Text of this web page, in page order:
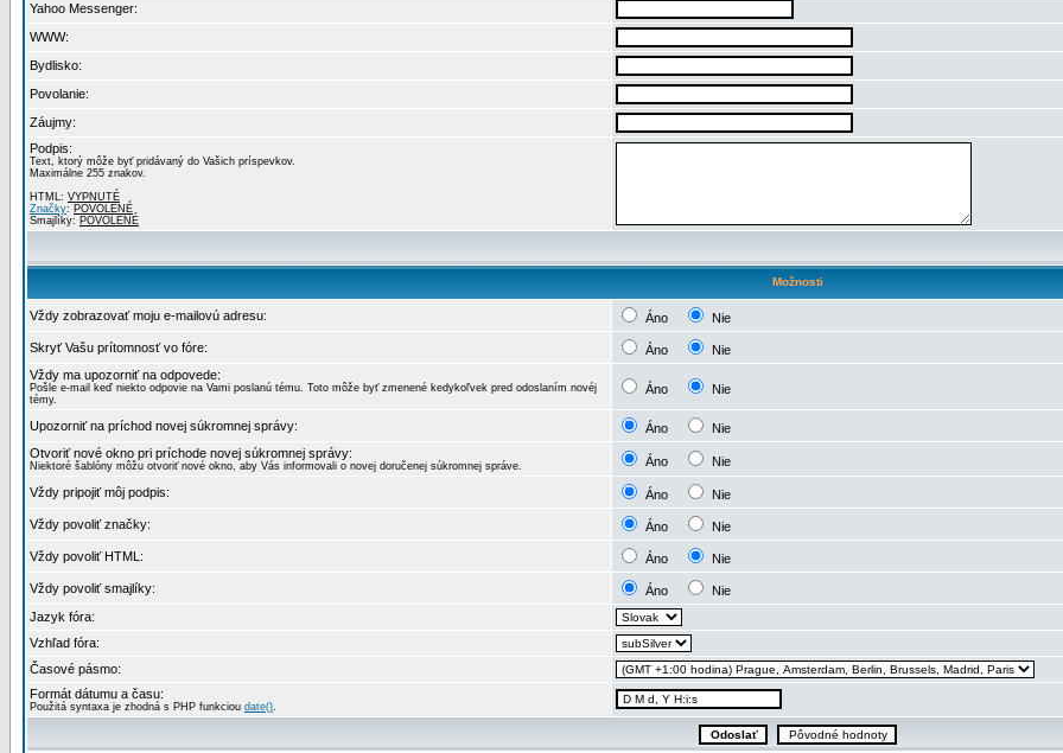
Yahoo Messenger:
WWW:
Bydlisko:
Povolanie:
Záujmy:
Podpis:
Text, ktorý môže byť pridávaný do Vašich príspevkov.
Maximálne 255 znakov.
HTML: VYPNUTÉ
Značky: POVOLENÉ
Smajlíky: POVOLENÉ
Možnosti
Vždy zobrazovať moju e-mailovú adresu: Áno Nie
Skryť Vašu prítomnosť vo fóre: Áno
Nie
Vždy ma upozorniť na odpovede:
Pošle e-mail keď niekto odpovie na Vami poslanú tému. Toto môže byť zmenené kedykoľvek pred odoslaním novéj
témy.
Áno Nie
Upozorniť na príchod novej súkromnej správy: Áno
Nie
Otvoriť nové okno pri príchode novej súkromnej správy:
Niektoré šablóny môžu otvoriť nové okno, aby Vás informovali o novej doručenej súkromnej správe. Áno Nie
Vždy pripojiť môj podpis: Áno Nie
Vždy povoliť značky: Áno Nie
Vždy povoliť HTML: Áno Nie
Vždy povoliť smajlíky: Áno
Nie
Jazyk fóra:
Vzhľad fóra:
Časové pásmo:
Formát dátumu a času:
Použitá syntaxa je zhodná s PHP funkciou date().